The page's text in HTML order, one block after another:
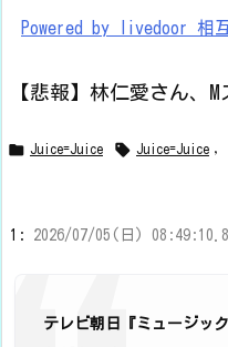
Powered by livedoor 相互
【悲報】林仁愛さん、
 Juice=Juice  Juice=Juice ,
1: 2026/07/05(日)
テレビ朝日『ミュージッ